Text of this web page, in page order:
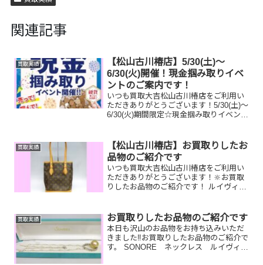
関連記事
買取実績
【松山古川椿店】5/30(土)～
6/30(火)開催！現金掴み取りイベ
ントのご案内です！
いつも買取大吉松山古川椿店をご利用い
ただきありがとうございます！5/30(土)～
6/30(火)期間限定☆現金掴み取りイベント
類、テレカ、切手、古銭、現行銭両替は
対...
買取実績
【松山古川椿店】お買取りしたお
品物のご紹介です
いつも買取大吉松山古川椿店をご利用い
ただきありがとうございます！🔆お買取
りしたお品物のご紹介です！ ルイヴィト
そのお品物ぜひ！買取大吉松山古川椿店
にお査定させてくださ...
買取実績 お買取りしたお品物のご紹介です
本日も沢山のお品物をお持ち込みいただ
きました‼️お買取りしたお品物のご紹介で
す。 SONORE ネックレス ルイヴィト